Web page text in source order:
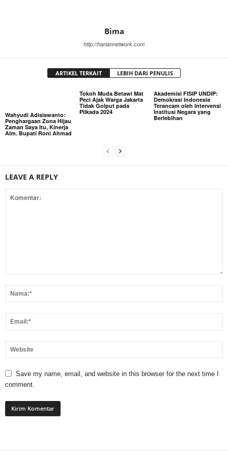
Bima
http://hariannetwork.com
ARTIKEL TERKAIT LEBIH DARI PENULIS
Wahyudi Adisiswanto:
Penghargaan Zona Hijau
Zaman Saya Itu, Kinerja
Alm. Bupati Roni Ahmad
Tokoh Muda Betawi Mat
Peci Ajak Warga Jakarta
Tidak Golput pada
Pilkada 2024
Akademisi FISIP UNDIP:
Demokrasi Indonesia
Terancam oleh Intervensi
Institusi Negara yang
Berlebihan
LEAVE A REPLY
Save my name, email, and website in this browser for the next time I
comment.